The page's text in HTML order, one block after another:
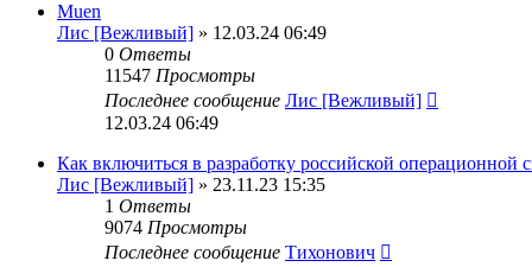
Muen
Лис [Вежливый] » 12.03.24 06:49
0 Ответы
11547 Просмотры
Последнее сообщение Лис [Вежливый]
12.03.24 06:49
Как включиться в разработку российской операционной
Лис [Вежливый] » 23.11.23 15:35
1 Ответы
9074 Просмотры
Последнее сообщение Тихонович